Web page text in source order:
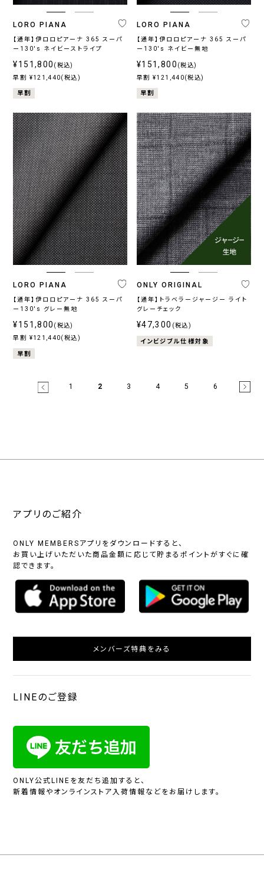
LORO PIANA
【通年】伊ロロピアーナ 365 スーパ
ー130's ネイビーストライプ
¥151,800 (税込)
早割 ¥121,440(税込)
早割
LORO PIANA
【通年】伊ロロピアーナ 365 スーパ
ー130's ネイビー無地
¥151,800 (税込)
早割 ¥121,440(税込)
早割
LORO PIANA
【通年】伊ロロピアーナ 365 スーパ
ー130's グレー無地
¥151,800 (税込)
早割 ¥121,440(税込)
早割
ONLY ORIGINAL
【通年】トラベラージャージー ライト
グレーチェック
¥47,300 (税込)
インビジブル仕様対象
1 2 3 4 5 6
アプリのご紹介
ONLY MEMBERSアプリをダウンロードすると、
お買い上げいただいた商品金額に応じて貯まるポイントがすぐに確
認できます。
メンバーズ特典をみる
LINEのご登録
ONLY公式LINEを友だち追加すると、
新着情報やオンラインストア入荷情報などをお届けします。